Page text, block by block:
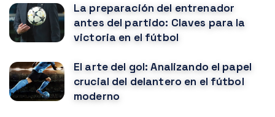
La preparación del entrenador
antes del partido: Claves para la
victoria en el fútbol
El arte del gol: Analizando el papel
crucial del delantero en el fútbol
moderno